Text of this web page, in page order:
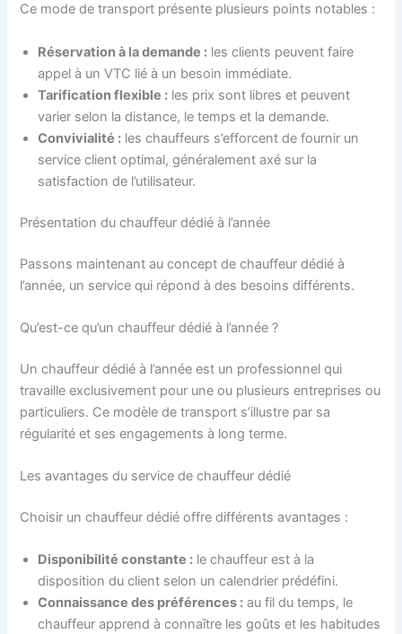
Ce mode de transport présente plusieurs points notables :
Réservation à la demande : les clients peuvent faire
appel à un VTC lié à un besoin immédiate.
Tarification flexible : les prix sont libres et peuvent
varier selon la distance, le temps et la demande.
Convivialité : les chauffeurs s’efforcent de fournir un
service client optimal, généralement axé sur la
satisfaction de l’utilisateur.
Présentation du chauffeur dédié à l’année
Passons maintenant au concept de chauffeur dédié à
l’année, un service qui répond à des besoins différents.
Qu’est-ce qu’un chauffeur dédié à l’année ?
Un chauffeur dédié à l’année est un professionnel qui
travaille exclusivement pour une ou plusieurs entreprises ou
particuliers. Ce modèle de transport s’illustre par sa
régularité et ses engagements à long terme.
Les avantages du service de chauffeur dédié
Choisir un chauffeur dédié offre différents avantages :
Disponibilité constante : le chauffeur est à la
disposition du client selon un calendrier prédéfini.
Connaissance des préférences : au fil du temps, le
chauffeur apprend à connaître les goûts et les habitudes